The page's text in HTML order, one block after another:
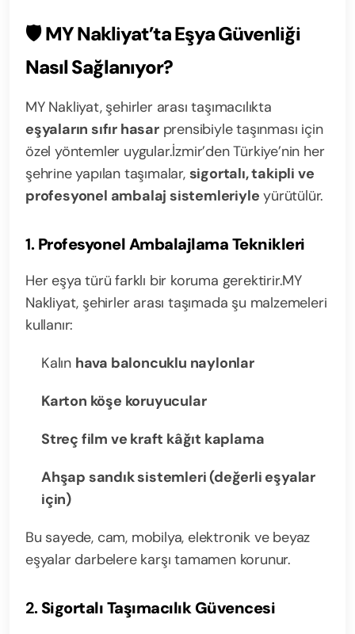
🛡️MY Nakliyat’ta Eşya Güvenliği
Nasıl Sağlanıyor?
MY Nakliyat, şehirler arası taşımacılıkta
eşyaların sıfır hasarprensibiyle taşınması için
özel yöntemler uygular.İzmir’den Türkiye’nin her
şehrine yapılan taşımalar, sigortalı, takipli ve
profesyonel ambalaj sistemleriyle yürütülür.
1.Profesyonel Ambalajlama Teknikleri
Her eşya türü farklı bir koruma gerektirir.MY
Nakliyat, şehirler arası taşımada şu malzemeleri
kullanır:
Kalın hava baloncuklu naylonlar
Karton köşe koruyucular
Streç film ve kraft kâğıt kaplama
Ahşap sandık sistemleri (değerli eşyalar
için)
Bu sayede, cam, mobilya, elektronik ve beyaz
eşyalar darbelere karşı tamamen korunur.
2.Sigortalı Taşımacılık Güvencesi